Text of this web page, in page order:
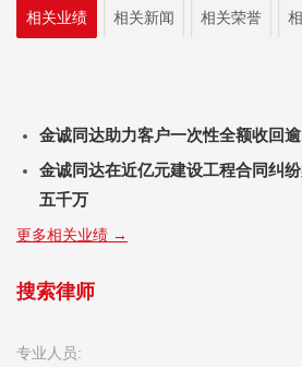
相关业绩 相关新闻 相关荣誉
金诚同达助力客户一次性全额收回
金诚同达在近亿元建设工程合同纠
五千万
更多相关业绩 →
搜索律师
专业人员: